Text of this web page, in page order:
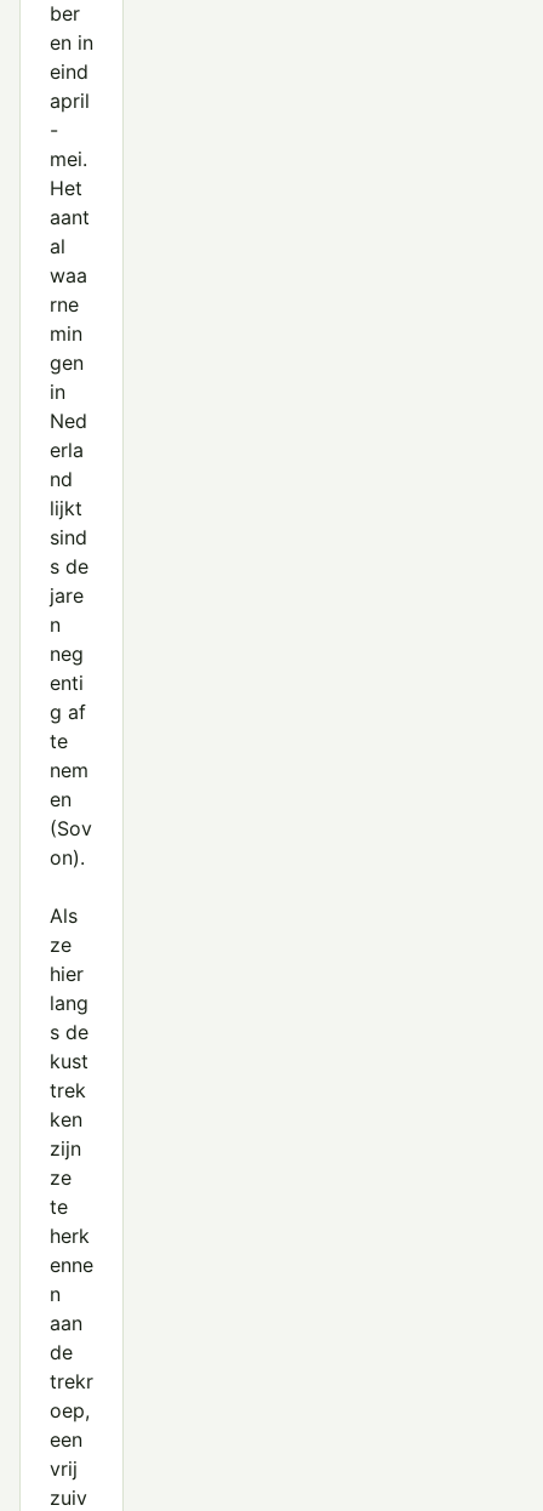
ber
en in
eind
april
-
mei.
Het
aant
al
waa
rne
min
gen
in
Ned
erla
nd
lijkt
sind
s de
jare
n
neg
enti
g af
te
nem
en
(Sov
on).
Als
ze
hier
lang
s de
kust
trek
ken
zijn
ze
te
herk
enne
n
aan
de
trekr
oep,
een
vrij
zuiv